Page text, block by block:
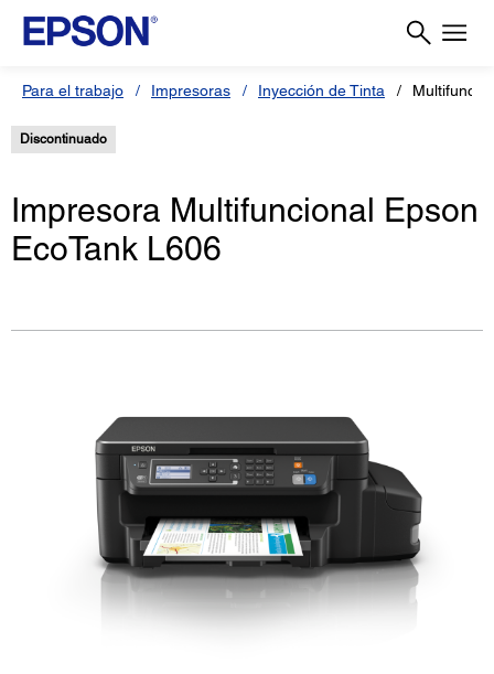
Para el trabajo Impresoras Inyección de Tinta
Discontinuado
Impresora Multifuncional Epson
EcoTank L606